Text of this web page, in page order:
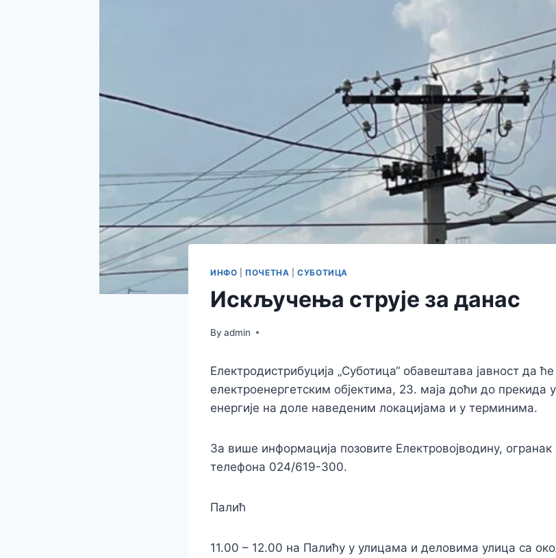
ИНФО ПОЧЕТНА |СУБОТИЦА
Искључења струје за данас
By admin
Електродистрибуција „Суботица“ обавештава јавност да
електроенергетским објектима, 23. маја доћи до прекида
енергије на доле наведеним локацијама и у терминима.
За више информација позовите Електровојводину,
телефона 024/619-300.
Палић
11.00 – 12.00 на Палићу у улицама и деловима улица са